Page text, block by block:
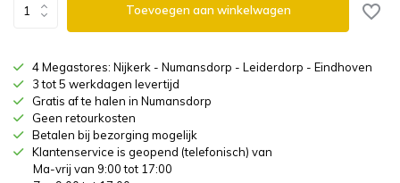
Toevoegen aan winkelwagen
4 Megastores: Nijkerk - Numansdorp - Leiderdorp - Eindhoven
3 tot 5 werkdagen levertijd
Gratis af te halen in Numansdorp
Geen retourkosten
Betalen bij bezorging mogelijk
Klantenservice is geopend (telefonisch) van
Ma-vrij van 9:00 tot 17:00